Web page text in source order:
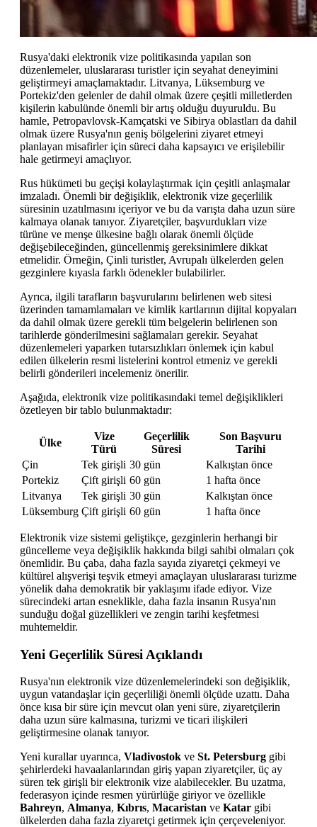
Rusya'daki elektronik vize politikasında yapılan son
düzenlemeler, uluslararası turistler için seyahat deneyimini
geliştirmeyi amaçlamaktadır. Litvanya, Lüksemburg ve
Portekiz'den gelenler de dahil olmak üzere çeşitli milletlerden
kişilerin kabulünde önemli bir artış olduğu duyuruldu. Bu
hamle, Petropavlovsk-Kamçatski ve Sibirya oblastları da dahil
olmak üzere Rusya'nın geniş bölgelerini ziyaret etmeyi
planlayan misafirler için süreci daha kapsayıcı ve erişilebilir
hale getirmeyi amaçlıyor.
Rus hükümeti bu geçişi kolaylaştırmak için çeşitli anlaşmalar
imzaladı. Önemli bir değişiklik, elektronik vize geçerlilik
süresinin uzatılmasını içeriyor ve bu da varışta daha uzun süre
kalmaya olanak tanıyor. Ziyaretçiler, başvurdukları vize
türüne ve menşe ülkesine bağlı olarak önemli ölçüde
değişebileceğinden, güncellenmiş gereksinimlere dikkat
etmelidir. Örneğin, Çinli turistler, Avrupalı ​​ülkelerden gelen
gezginlere kıyasla farklı ödenekler bulabilirler.
Ayrıca, ilgili tarafların başvurularını belirlenen web sitesi
üzerinden tamamlamaları ve kimlik kartlarının dijital kopyaları
da dahil olmak üzere gerekli tüm belgelerin belirlenen son
tarihlerde gönderilmesini sağlamaları gerekir. Seyahat
düzenlemeleri yaparken tutarsızlıkları önlemek için kabul
edilen ülkelerin resmi listelerini kontrol etmeniz ve gerekli
belirli gönderileri incelemeniz önerilir.
Aşağıda, elektronik vize politikasındaki temel değişiklikleri
özetleyen bir tablo bulunmaktadır:
Ülke
Vize
Türü
Geçerlilik
Süresi
Son Başvuru
Tarihi
Çin
Tek girişli 30 gün
Kalkıştan önce
Portekiz
Çift girişli 60 gün
1 hafta önce
Litvanya
Tek girişli 30 gün
Kalkıştan önce
Lüksemburg Çift girişli 60 gün 1 hafta önce
Elektronik vize sistemi geliştikçe, gezginlerin herhangi bir
güncelleme veya değişiklik hakkında bilgi sahibi olmaları çok
önemlidir. Bu çaba, daha fazla sayıda ziyaretçi çekmeyi ve
kültürel alışverişi teşvik etmeyi amaçlayan uluslararası turizme
yönelik daha demokratik bir yaklaşımı ifade ediyor. Vize
sürecindeki artan esneklikle, daha fazla insanın Rusya'nın
sunduğu doğal güzellikleri ve zengin tarihi keşfetmesi
muhtemeldir.
Yeni Geçerlilik Süresi Açıklandı
Rusya'nın elektronik vize düzenlemelerindeki son değişiklik,
uygun vatandaşlar için geçerliliği önemli ölçüde uzattı. Daha
önce kısa bir süre için mevcut olan yeni süre, ziyaretçilerin
daha uzun süre kalmasına, turizmi ve ticari ilişkileri
geliştirmesine olanak tanıyor.
Yeni kurallar uyarınca, Vladivostok ve St. Petersburg gibi
şehirlerdeki havaalanlarından giriş yapan ziyaretçiler, üç ay
süren tek girişli bir elektronik vize alabilecekler. Bu uzatma,
federasyon içinde resmen yürürlüğe giriyor ve özellikle
Bahreyn, Almanya, Kıbrıs, Macaristan ve Katar gibi
ülkelerden daha fazla ziyaretçi getirmek için çerçeveleniyor.